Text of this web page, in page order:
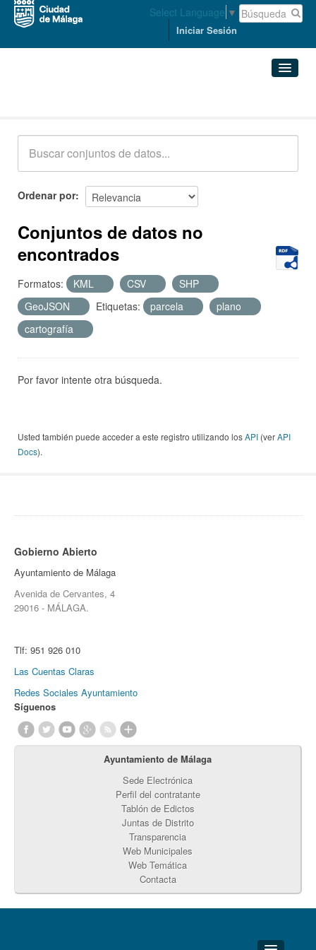
Select Language ▼
Iniciar Sesión
Acerca de
Ordenar por
Conjuntos de datos no
encontrados
Formatos: KML CSV
SHP
GeoJSON
Etiquetas: parcela
plano
cartografía
Por favor intente otra búsqueda.
Usted también puede acceder a este registro utilizando losAPI (verAPI
Docs).
Gobierno Abierto
Ayuntamiento de Málaga
Avenida de Cervantes, 4
29016 - MÁLAGA.
Tlf: 951 926 010
Las Cuentas Claras
Redes Sociales Ayuntamiento
Síguenos
Ayuntamiento de Málaga
Sede Electrónica
Perfil del contratante
Tablón de Edictos
Juntas de Distrito
Transparencia
Web Municipales
Web Temática
Contacta